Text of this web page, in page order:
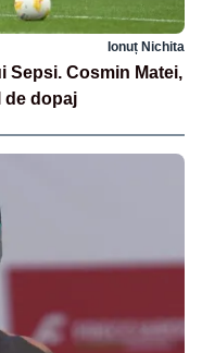
Ionuț Nichita
Sepsi. Cosmin Matei,
de dopaj